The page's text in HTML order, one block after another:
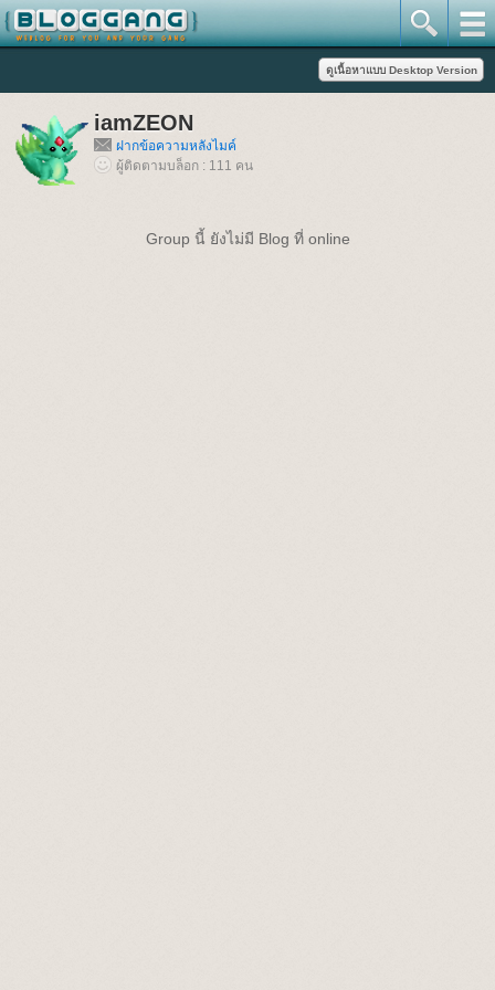
iamZEON
ฝากข้อความหลังไมค์
ผู้ติดตามบล็อก : 111 คน
Group นี้ ยังไม่มี Blog ที่ online